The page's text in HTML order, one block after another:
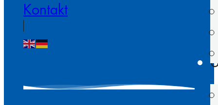
Kontakt